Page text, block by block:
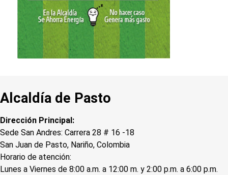
Alcaldía de Pasto
Dirección Principal:
Sede San Andres: Carrera 28 # 16 -18
San Juan de Pasto, Nariño, Colombia
Horario de atención:
Lunes a Viernes de 8:00 a.m. a 12:00 m. y 2:00 p.m. a 6:00 p.m.